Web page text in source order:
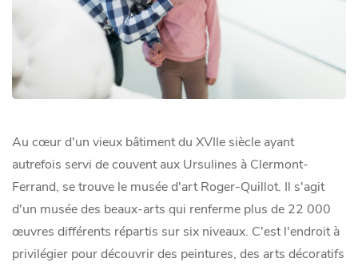
Au cœur d'un vieux bâtiment du XVIIe siècle ayant
autrefois servi de couvent aux Ursulines à Clermont-
Ferrand, se trouve le musée d'art Roger-Quillot. Il s'agit
d'un musée des beaux-arts qui renferme plus de 22 000
œuvres différents répartis sur six niveaux. C'est l'endroit à
privilégier pour découvrir des peintures, des arts décoratifs